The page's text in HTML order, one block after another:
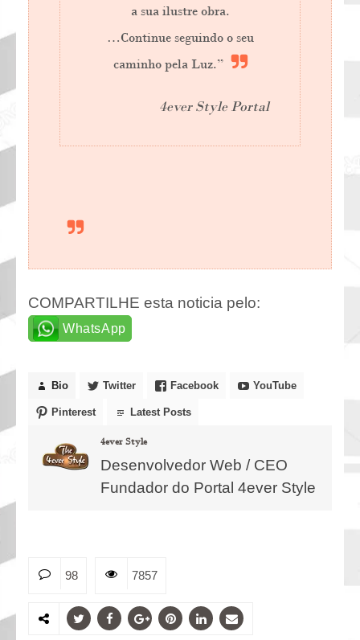
a sua ilustre obra.
…Continue seguindo o seu
caminho pela Luz.”
4ever Style Portal
COMPARTILHE esta noticia pelo:
WhatsApp
Bio Twitter Facebook YouTube
Pinterest Latest Posts
4ever Style
Desenvolvedor Web / CEO
Fundador do Portal 4ever Style
98 7857